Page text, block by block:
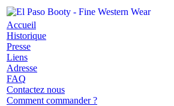
Accueil
Historique
Presse
Liens
Adresse
FAQ
Contactez nous
Comment commander ?